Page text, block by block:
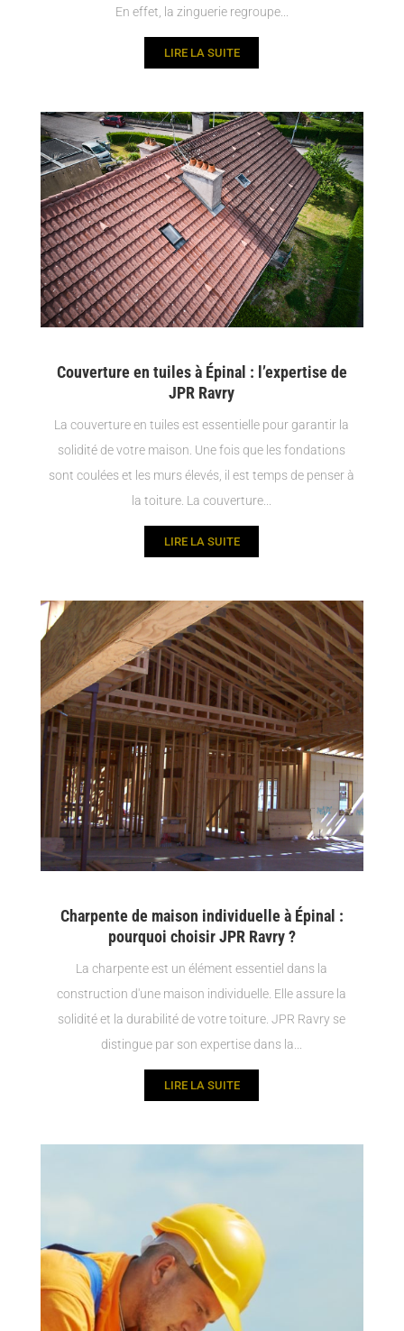
En effet, la zinguerie regroupe...
LIRE LA SUITE
Couverture en tuiles à Épinal : l’expertise de
JPR Ravry
La couverture en tuiles est essentielle pour garantir la
solidité de votre maison. Une fois que les fondations
sont coulées et les murs élevés, il est temps de penser à
la toiture. La couverture...
LIRE LA SUITE
Charpente de maison individuelle à Épinal :
pourquoi choisir JPR Ravry ?
La charpente est un élément essentiel dans la
construction d'une maison individuelle. Elle assure la
solidité et la durabilité de votre toiture. JPR Ravry se
distingue par son expertise dans la...
LIRE LA SUITE